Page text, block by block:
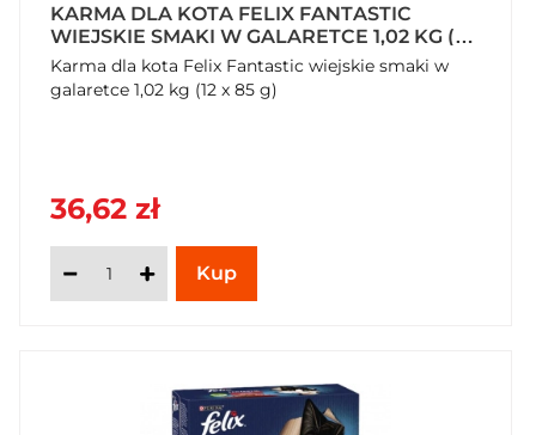
KARMA DLA KOTA FELIX FANTASTIC
WIEJSKIE SMAKI W GALARETCE 1,02 KG (12
X 85 G) X 2 OPAKOWANIA
Karma dla kota Felix Fantastic wiejskie smaki w
galaretce 1,02 kg (12 x 85 g)
36,62 zł